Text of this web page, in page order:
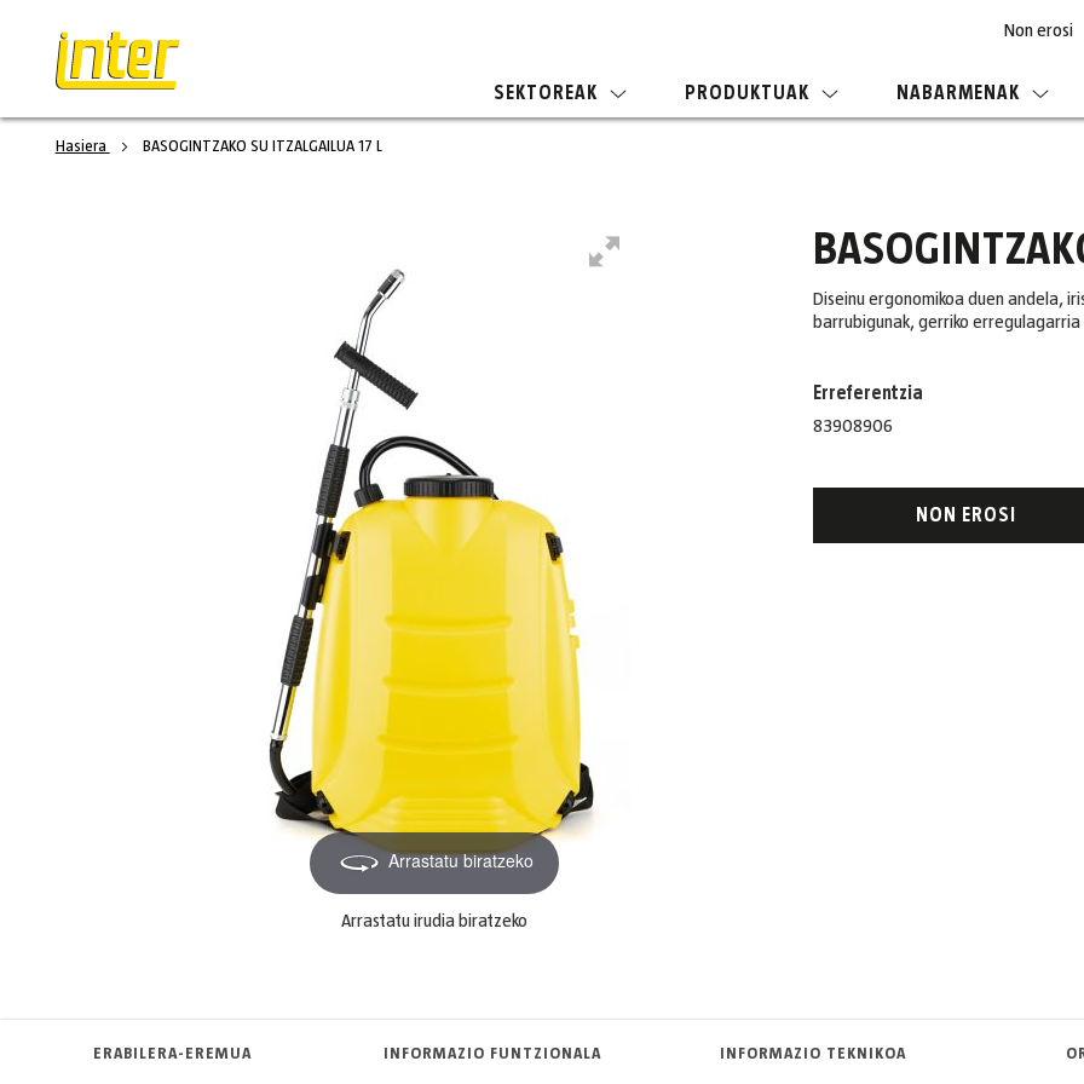
Non erosi
SEKTOREAK PRODUKTUAK NABARMENAK
Hasiera BASOGINTZAKO SU ITZALGAILUA 17 L
Arrastatu biratzeko
Arrastatu irudia biratzeko
Diseinu ergonomikoa duen andela,
barrubigunak, gerriko
Erreferentzia
83908906
NON EROSI
ERABILERA-EREMUA INFORMAZIO FUNTZIONALA INFORMAZIO TEKNIKOA